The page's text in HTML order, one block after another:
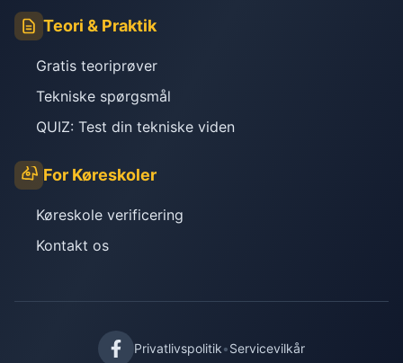
Teori & Praktik
Gratis teoriprøver
Tekniske spørgsmål
QUIZ: Test din tekniske viden
For Køreskoler
Køreskole verificering
Kontakt os
Privatlivspolitik•Servicevilkår